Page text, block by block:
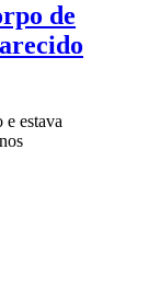
de
estava